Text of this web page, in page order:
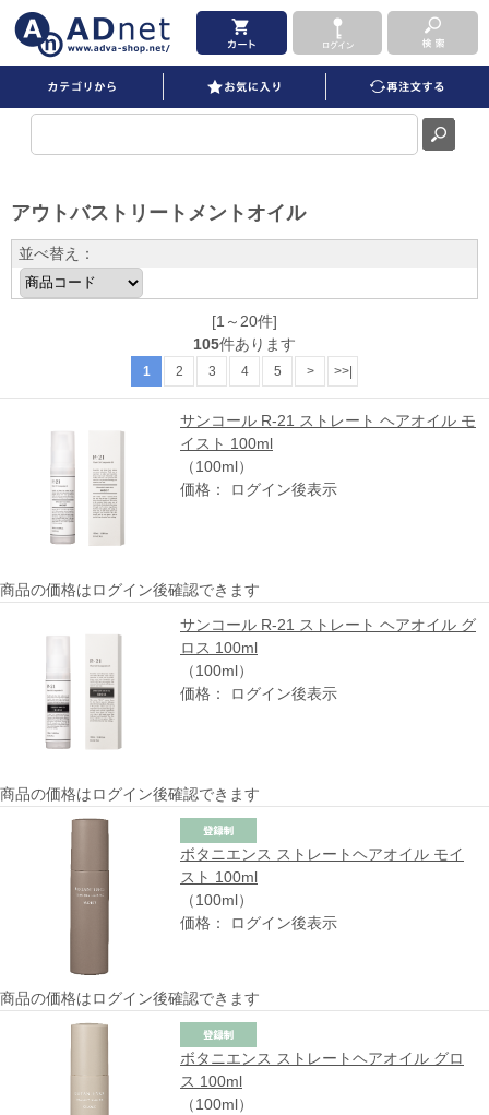
アウトバストリートメントオイル
並べ替え：
[1～20件]
105件あります
1 2 3 4 5 > >>|
サンコール R-21 ストレート ヘアオイル モ
イスト 100ml
（100ml）
価格： ログイン後表示
商品の価格はログイン後確認できます
サンコール R-21 ストレート ヘアオイル グ
ロス 100ml
（100ml）
価格： ログイン後表示
商品の価格はログイン後確認できます
ボタニエンス ストレートヘアオイル モイ
スト 100ml
（100ml）
価格： ログイン後表示
商品の価格はログイン後確認できます
ボタニエンス ストレートヘアオイル グロ
ス 100ml
（100ml）